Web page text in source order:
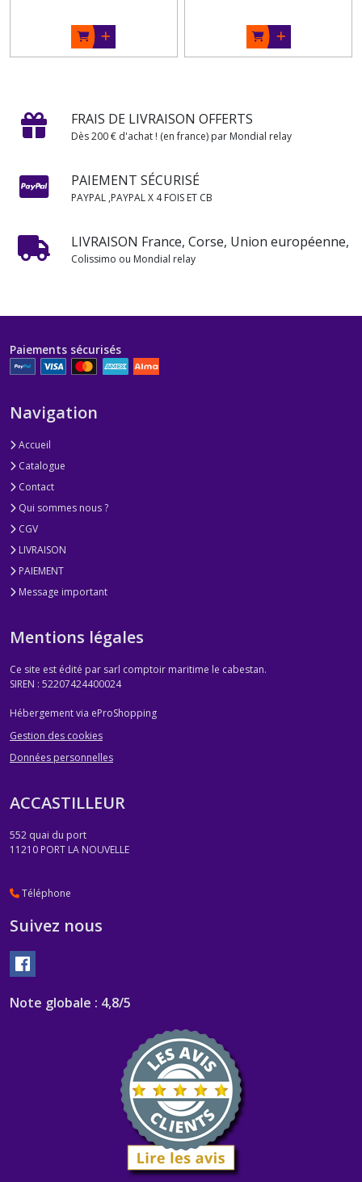
FRAIS DE LIVRAISON OFFERTS
Dès 200 € d'achat ! (en france) par Mondial relay
PAIEMENT SÉCURISÉ
PAYPAL ,PAYPAL X 4 FOIS ET CB
LIVRAISON France, Corse, Union européenne,
Colissimo ou Mondial relay
Paiements sécurisés
Navigation
Accueil
Catalogue
Contact
Qui sommes nous ?
CGV
LIVRAISON
PAIEMENT
Message important
Mentions légales
Ce site est édité par sarl comptoir maritime le cabestan.
SIREN : 52207424400024
Hébergement via eProShopping
Gestion des cookies
Données personnelles
ACCASTILLEUR
552 quai du port
11210 PORT LA NOUVELLE
Téléphone
Suivez nous
Note globale : 4,8/5